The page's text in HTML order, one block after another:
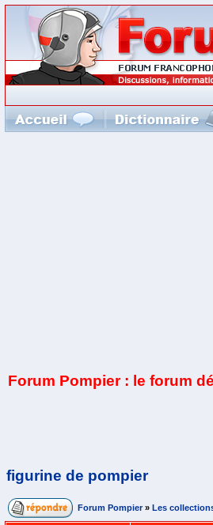
Forum Pompier : le forum
figurine de pompier
Forum Pompier » Les